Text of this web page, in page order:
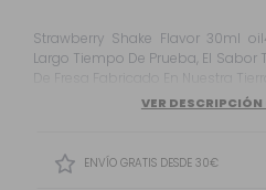
Strawberry Shake Flavor 30ml oil4vap Conseguimos
Largo Tiempo De Prueba, El Sabor
VER
ENVÍO GRATIS DESDE 30€